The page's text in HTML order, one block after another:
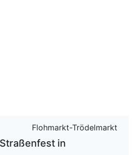
Flohmarkt-Trödelmarkt
in